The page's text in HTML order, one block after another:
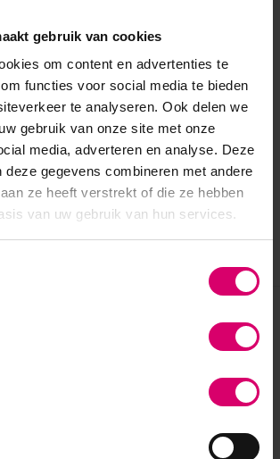
gebruik van cookies
om content en advertenties te
functies voor social media te bieden
te analyseren. Ook delen we
gebruik van onze site met onze
media, adverteren en analyse. Deze
deze gegevens combineren met andere
ze heeft verstrekt of die ze hebben
van uw gebruik van hun services.